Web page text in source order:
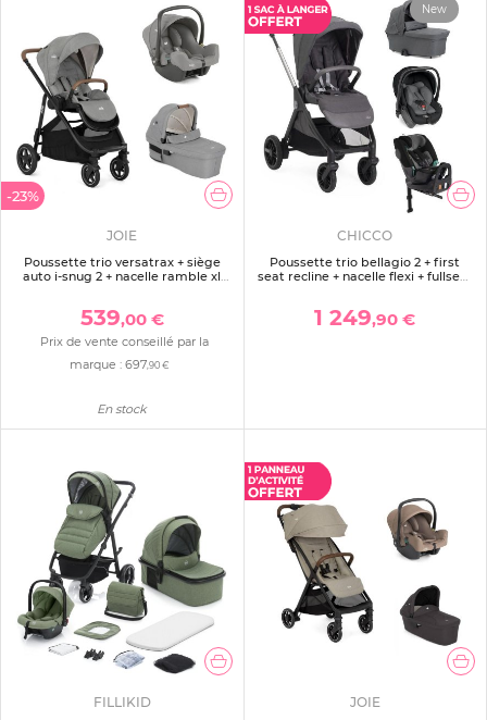
-23%
JOIE
Poussette trio versatrax + siège
auto i-snug 2 + nacelle ramble xl
539,00 €
Prix de vente conseillé par la
marque :697,90 €
En stock
New
CHICCO
Poussette trio bellagio 2 + first
seat recline + nacelle flexi + fullseat
1 249,90 €
FILLIKID JOIE